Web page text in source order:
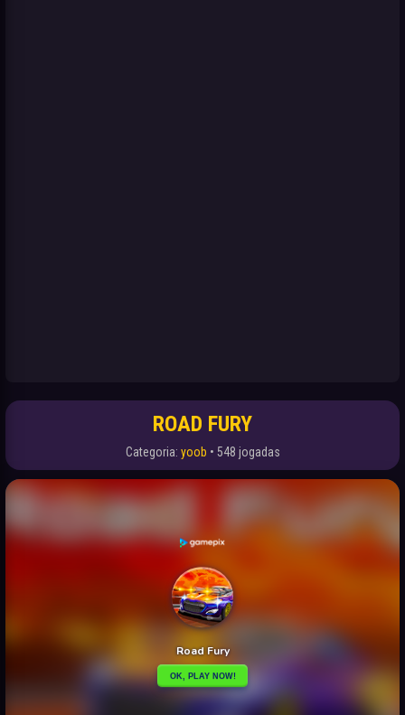
ROAD FURY
Categoria: yoob • 548 jogadas